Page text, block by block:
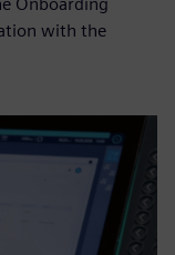
with the